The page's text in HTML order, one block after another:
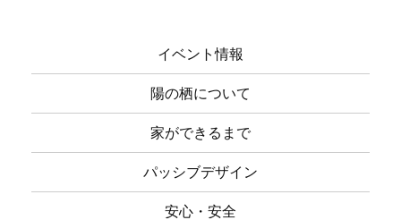
イベント情報
陽の栖について
家ができるまで
パッシブデザイン
安心・安全